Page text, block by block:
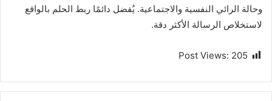
وحالة الرائي النفسية والاجتماعية. يُفضل دائمًا ربط الحلم بالواقع
لاستخلاص الرسالة الأكثر دقة.
Post Views: 205